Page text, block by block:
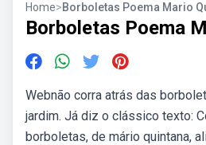
Home>Borboletas Poema Mario
Borboletas Poema
Webnão corra atrás das
jardim. Já diz o clássico texto:
borboletas, de mário quintana,